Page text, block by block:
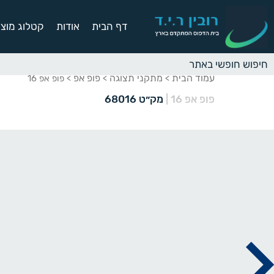
דף הבית אודות קטלוג
עמוד הבית > מתקני תצוגה > פופ אפ > פופ אפ 16
פופ אפ 16 מק״ט 68016